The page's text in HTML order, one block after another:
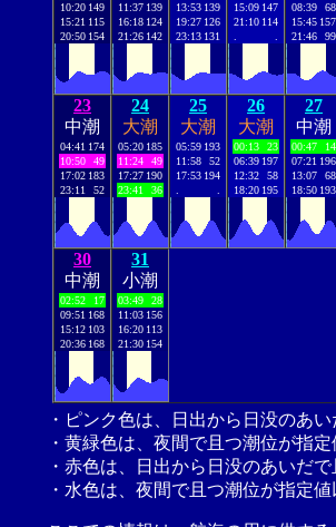
10:20 149
15:21 115
20:50 154
11:37 139
16:18 124
21:26 142
13:53 139
19:27 126
23:13 131
15:09 147
21:10 114
08:39
68
15:45 157
21:46
99
23
中潮
04:41 174
10:50
49
17:02 183
23:11
52
24
大潮
05:20 185
11:24
49
17:27 190
23:41
36
25
大潮
05:59 193
11:58
52
17:53 194
26
大潮
00:13
23
06:39 197
12:32
58
18:20 195
27
中潮
00:47
14
07:21 196
13:07
68
18:50 193
30
中潮
02:52
17
09:51 168
15:12 103
20:36 168
31
小潮
03:49
28
11:03 156
16:20 113
21:30 154
・ピンク色は、日出から日没のあ
・黄緑色は、夜間で且つ潮位が指
・赤色は、日出から日没のあいだ
・水色は、夜間で且つ潮位が指定